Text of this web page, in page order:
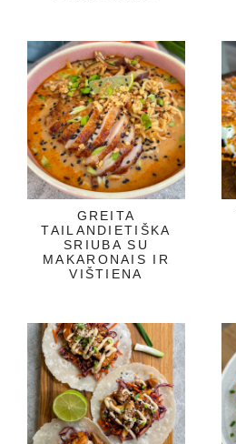
GREITA
TAILANDIETIŠKA
SRIUBA SU
MAKARONAIS IR
VIŠTIENA